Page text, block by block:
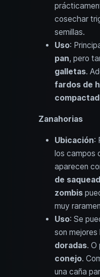
cosechar
semillas.
Uso:
pan, pero
galletas.
fardos de
Zanahorias
Ubicación:
los campos
aparecen
de
zombis
muy
Uso: Se
son mejores
doradas. O
conejo.
una caña